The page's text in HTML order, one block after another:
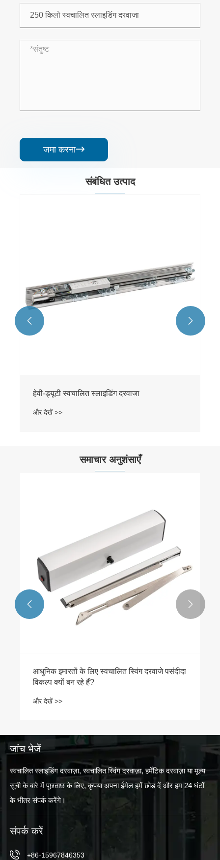
जमा करना
संबंधित उत्पाद
 
समाचार अनुशंसाएँ
 
जांच भेजें
स्वचालित स्लाइडिंग दरवाज़ा, स्वचालित स्विंग दरवाज़ा, हर्मेटिक दरवाज़ा या मूल्य
सूची के बारे में पूछताछ के लिए, कृपया अपना ईमेल हमें छोड़ दें और हम 24 घंटों
के भीतर संपर्क करेंगे।
संपर्क करें
+86-15967846353